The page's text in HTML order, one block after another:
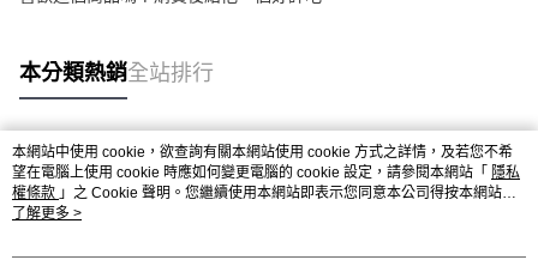
本分類熱銷全站排行
熱門標籤
本網站中使用 cookie，欲查詢有關本網站使用 cookie 方式之詳情，及若您不希
望在電腦上使用 cookie 時應如何變更電腦的 cookie 設定，請參閱本網站「 隱私
權條款 」之 Cookie 聲明。您繼續使用本網站即表示您同意本公司得按本網站使
用條款之 Cookie 聲明使用 cookie。
了解更多 >